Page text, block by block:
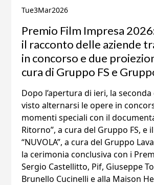
Tue3Mar2026
Premio Film Impresa
il racconto delle aziende
in concorso e due
cura di Gruppo FS e
Dopo l’apertura di ieri, la
visto alternarsi le opere in
momenti speciali con il
Ritorno”, a cura del Gruppo FS, e
“NUVOLA”, a cura del Gruppo
la cerimonia conclusiva con i
Sergio Castellitto, Pif, Giuseppe
Brunello Cucinelli e alla Maison